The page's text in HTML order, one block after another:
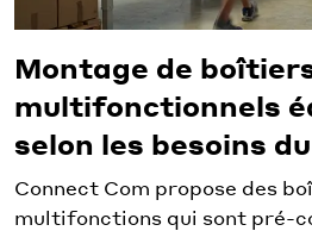
Montage de
multifonctionnels
selon les besoins
Connect Com propose des
multifonctions qui sont pré-